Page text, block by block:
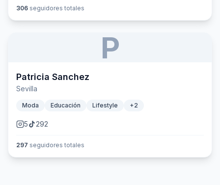
306 seguidores totales
P
Patricia Sanchez
Sevilla
Moda Educación Lifestyle +2
5 292
297 seguidores totales